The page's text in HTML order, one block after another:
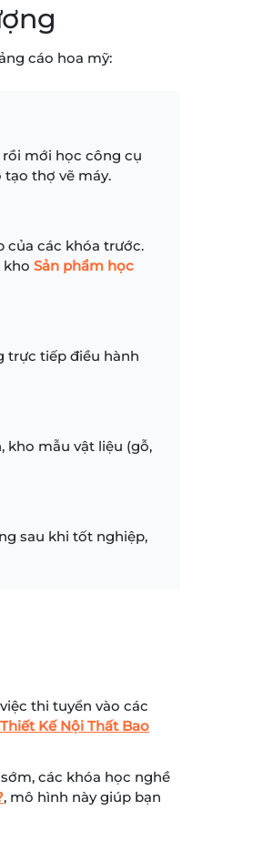
cáo hoa mỹ:
mới học công cụ
tạo thợ vẽ máy.
của các khóa trước.
kho Sản phẩm học
trực tiếp điều hành
mẫu vật liệu (gỗ,
sau khi tốt nghiệp,
thi tuyển vào các
Kế Nội Thất Bao
các khóa học nghề
, mô hình này giúp bạn